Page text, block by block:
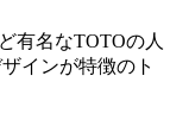
有名なTOTOの人
インが特徴のト